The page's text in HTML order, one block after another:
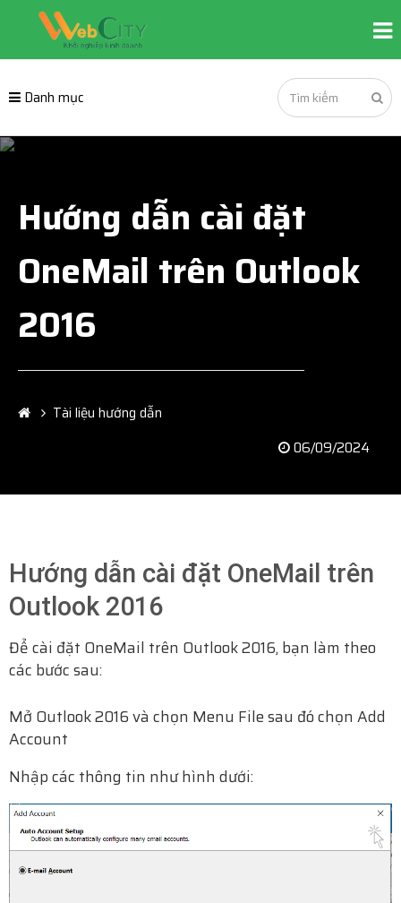
Danh mục
Hướng dẫn cài đặt
OneMail trên Outlook
2016
Tài liệu hướng dẫn
06/09/2024
Hướng dẫn cài đặt OneMail trên
Outlook 2016
Để cài đặt OneMail trên Outlook 2016, bạn làm theo
các bước sau:
Mở Outlook 2016 và chọn Menu File sau đó chọn Add
Account
Nhập các thông tin như hình dưới: